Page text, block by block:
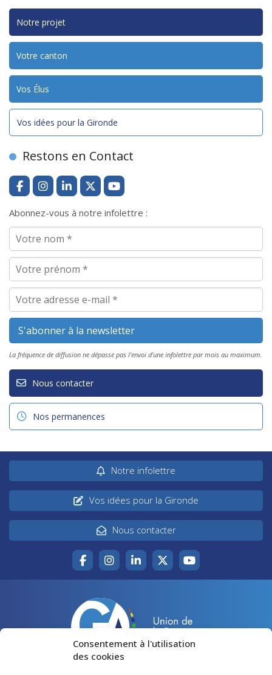
Consentement à l'utilisation
des cookies
Notre projet
Votre canton
Vos Élus
Vos idées pour la Gironde
Restons en Contact
Abonnez-vous à notre infolettre :
La fréquence de diffusion ne dépasse pas l'envoi d'une infolettre par mois au maximum.
Nous contacter
Nos permanences
Notre infolettre
Vos idées pour la Gironde
Nous contacter